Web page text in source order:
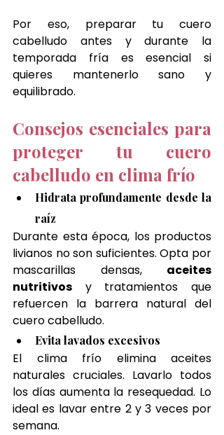
Por eso, preparar tu cuero
cabelludo antes y durante la
temporada fría es esencial si
quieres mantenerlo sano y
equilibrado.
Consejos esenciales para
proteger tu cuero
cabelludo en clima frío
Hidrata profundamente desde la
raíz
Durante esta época, los productos
livianos no son suficientes. Opta por
mascarillas densas, aceites
nutritivos y tratamientos que
refuercen la barrera natural del
cuero cabelludo.
Evita lavados excesivos
El clima frío elimina aceites
naturales cruciales. Lavarlo todos
los días aumenta la resequedad. Lo
ideal es lavar entre 2 y 3 veces por
semana.